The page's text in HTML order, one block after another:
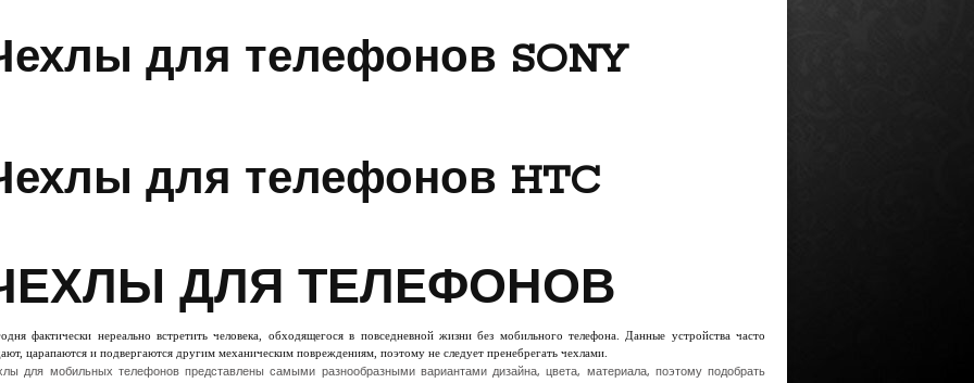
для телефонов SONY
для телефонов HTC
ДЛЯ ТЕЛЕФОНО
фактически нереально встретить человека, обходящегося в повседневной жизни без мобильного телефона. Данные устройства часто
царапаются и подвергаются другим механическим повреждениям, поэтому не следует пренебрегать чехлами.
для мобильных телефонов представлены самыми разнообразными вариантами дизайна, цвета, материала, поэтому подобрать